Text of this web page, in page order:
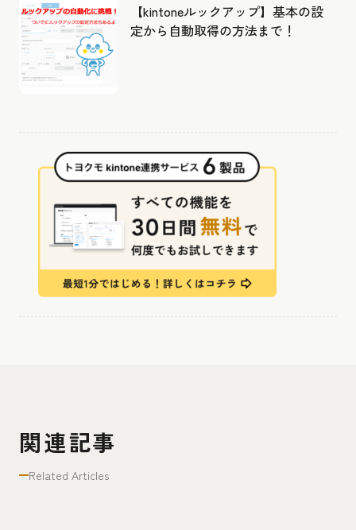
【kintoneルックアップ】基本の設
定から自動取得の方法まで！
関連記事
Related Articles